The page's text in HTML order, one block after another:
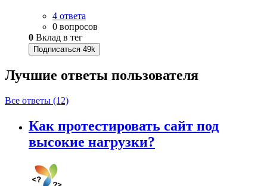
4 ответа
0 вопросов
0 Вклад в тег
Подписаться 49k
Лучшие ответы пользователя
Все ответы (12)
Как протестировать сайт под
высокие нагрузки?